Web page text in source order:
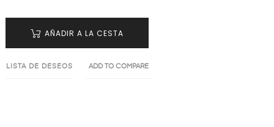
AÑADIR A LA CESTA
LISTA DE DESEOS ADD TO COMPARE